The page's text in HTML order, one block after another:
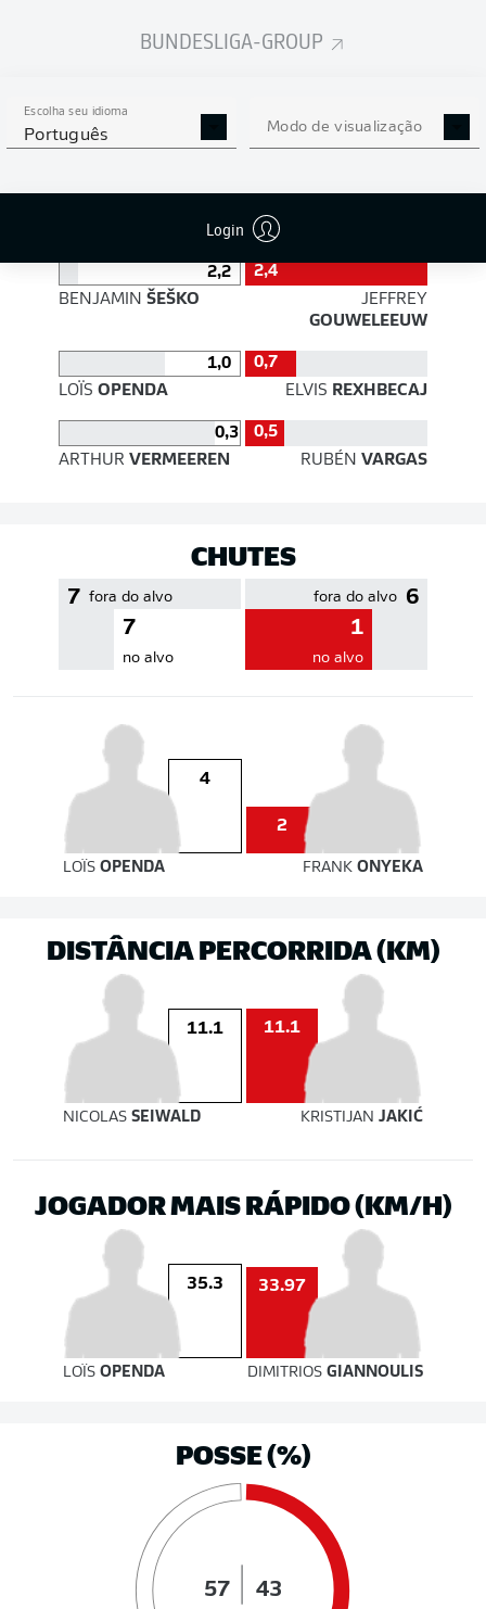
BUNDESLIGA-GROUP
Escolha seu idioma
Português Modo de visualização
Login
377
86 % Precisão 81 %
EFICIÊNCIA DE PASSES
2,2
2,4
BENJAMIN ŠEŠKO
JEFFREY
GOUWELEEUW
1,0
0,7
LOÏS OPENDA ELVIS REXHBECAJ
0,3
0,5
ARTHUR VERMEEREN RUBÉN VARGAS
CHUTES
7 fora do alvo
7
no alvo
6
fora do alvo
1
no alvo
4
2
LOÏS OPENDA FRANKONYEKA
DISTÂNCIA PERCORRIDA (KM)
11.1 11.1
NICOLAS SEIWALD KRISTIJANJAKIĆ
JOGADOR MAIS RÁPIDO (KM/H)
35.3 33.97
LOÏS OPENDA DIMITRIOSGIANNOULIS
POSSE (%)
57 43